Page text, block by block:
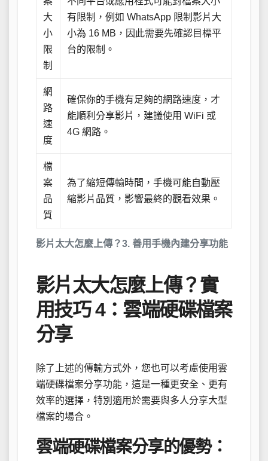
影片太大怎麼上傳？3. 善用手機內建分享功能
大
小
限
制
有限制，例如 WhatsApp 限制影片大
小為 16 MB，因此需要先確認目標平
台的限制。
網
路
速
度
確保你的手機有足夠的網路速度，才
能順利分享影片，建議使用 WiFi 或
4G 網路。
檔
案
品
質
為了縮短傳輸時間，手機可能自動壓
縮影片品質，影響最終的觀看效果。
影片太大怎麼上傳？實
用技巧 4：雲端硬碟檔案
分享
除了上述的傳輸方式外，您也可以考慮使用雲
端硬碟檔案分享功能，這是一種更安全、更有
效率的選擇，特別適用於需要與多人分享大型
檔案的場合。
雲端硬碟檔案分享的優勢：